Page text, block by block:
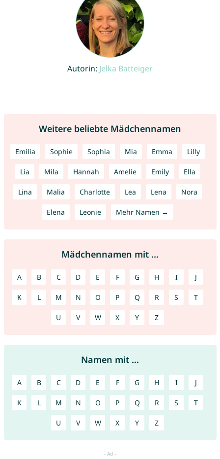
Autorin: Jelka Batteiger
Weitere beliebte Mädchennamen
Emilia Sophie Sophia Mia Emma Lilly
Lia Mila Hannah Amelie Emily Ella
Lina Malia Charlotte Lea Lena Nora
Elena Leonie Mehr Namen →
Mädchennamen mit ...
A B C D E F G H I J
K L M N O P Q R S T
U V W X Y Z
Namen mit ...
A B C D E F G H I J
K L M N O P Q R S T
U V W X Y Z